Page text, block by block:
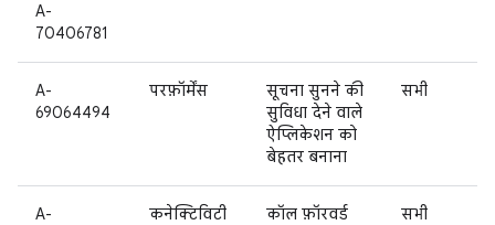
A-
70406781
A-
69064494
परफ़ॉर्मेंस
सूचना सुनने की
सुविधा देने वाले
ऐप्लिकेशन को
बेहतर बनाना
सभी
A-
कनेक्टिविटी
कॉल फ़ॉरवर्ड
सभी